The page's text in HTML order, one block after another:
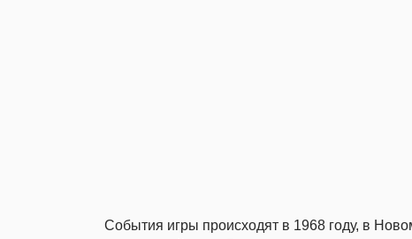
События игры происходят в 1968 году, в